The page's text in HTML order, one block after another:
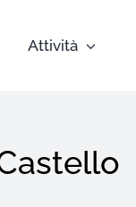
Attività